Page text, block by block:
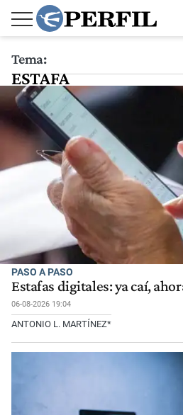
Tema:
ESTAFA
PASO A PASO
Estafas digitales: ya caí,
06-08-2026 19:04
ANTONIO L. MARTÍNEZ*